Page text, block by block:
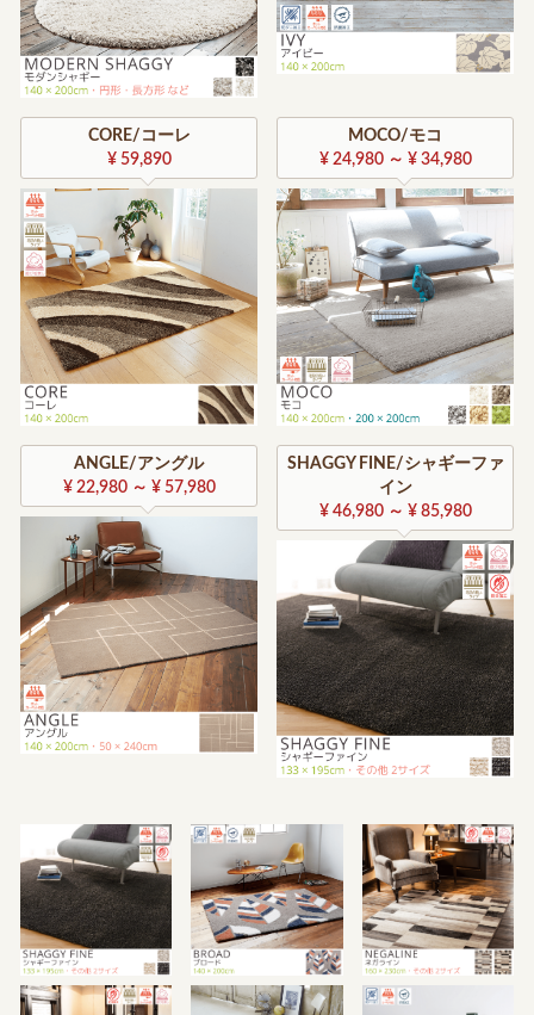
CORE/コーレ
¥ 59,890
MOCO/モコ
¥ 24,980 ～ ¥ 34,980
ANGLE/アングル
¥ 22,980 ～ ¥ 57,980
SHAGGY FINE/シャギーファ
イン
¥ 46,980 ～ ¥ 85,980